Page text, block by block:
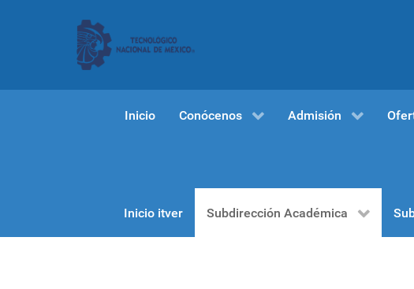
Inicio Conócenos Admisión
Inicio itver Subdirección Académica